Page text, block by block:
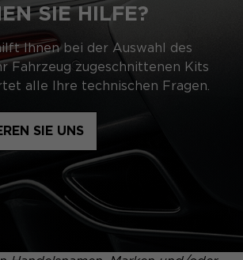
SIE HILFE?
Ihnen bei der Auswahl des
Fahrzeug zugeschnittenen Kits
alle Ihre technischen Fragen.
SIE UNS